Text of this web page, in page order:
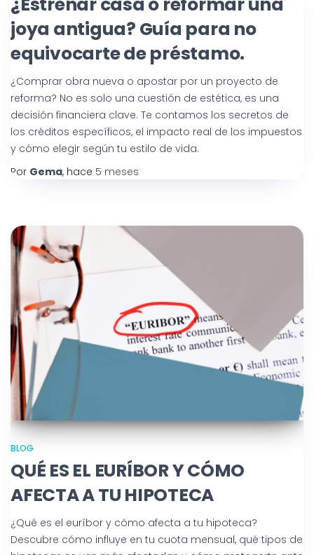
joya antigua? Guía para no
equivocarte de préstamo.
¿Comprar obra nueva o apostar por un proyecto de
reforma? No es solo una cuestión de estética, es una
decisión financiera clave. Te contamos los secretos de
los créditos específicos, el impacto real de los impuestos
y cómo elegir según tu estilo de vida.
Por Gema, hace 5 meses
BLOG
QUÉ ES EL EURÍBOR Y CÓMO
AFECTA A TU HIPOTECA
¿Qué es el euríbor y cómo afecta a tu hipoteca?
Descubre cómo influye en tu cuota mensual, qué tipos de